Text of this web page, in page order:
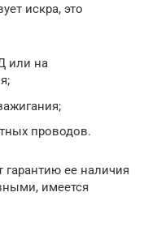
искра, это
или на
проводов.
гарантию ее наличия
имеется